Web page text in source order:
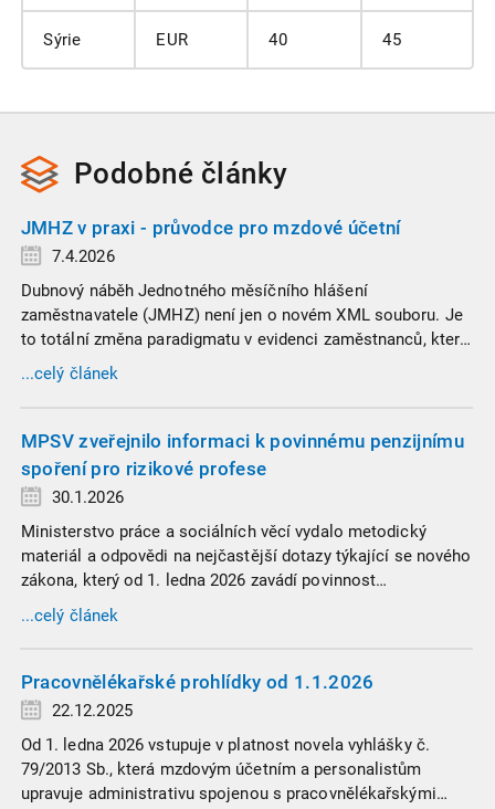
Sýrie EUR 40 45
Podobné články
JMHZ v praxi - průvodce pro mzdové účetní
7.4.2026
Dubnový náběh Jednotného měsíčního hlášení
zaměstnavatele (JMHZ) není jen o novém XML souboru. Je
to totální změna paradigmatu v evidenci zaměstnanců, která
propojuje sociální správu, finanční úřady a úřady práce do
jednoho nekompromisního celku
...celý článek
MPSV zveřejnilo informaci k povinnému penzijnímu
spoření pro rizikové profese
30.1.2026
Ministerstvo práce a sociálních věcí vydalo metodický
materiál a odpovědi na nejčastější dotazy týkající se nového
zákona, který od 1. ledna 2026 zavádí povinnost
zaměstnavatelů přispívat na spoření na stáří zaměstnancům
v náročných profesích.
...celý článek
Pracovnělékařské prohlídky od 1.1.2026
22.12.2025
Od 1. ledna 2026 vstupuje v platnost novela vyhlášky č.
79/2013 Sb., která mzdovým účetním a personalistům
upravuje administrativu spojenou s pracovnělékařskými